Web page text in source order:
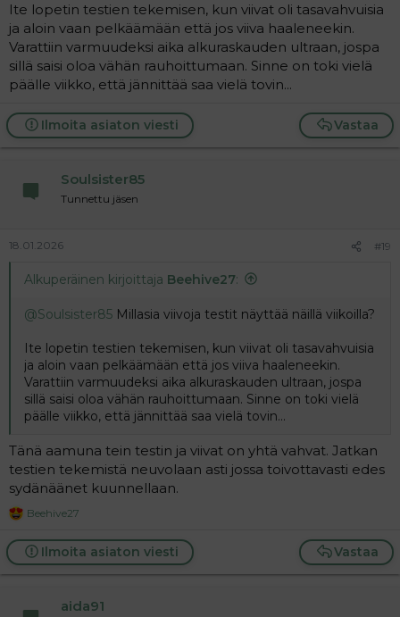
Ite lopetin testien tekemisen, kun viivat oli tasavahvuisia
ja aloin vaan pelkäämään että jos viiva haaleneekin.
Varattiin varmuudeksi aika alkuraskauden ultraan, jospa
sillä saisi oloa vähän rauhoittumaan. Sinne on toki vielä
päälle viikko, että jännittää saa vielä tovin...
Vastaa
Ilmoita asiaton viesti
Soulsister85
Tunnettu jäsen
18.01.2026 #19
Alkuperäinen kirjoittaja Beehive27:
@Soulsister85 Millasia viivoja testit näyttää näillä viikoilla?
Ite lopetin testien tekemisen, kun viivat oli tasavahvuisia
ja aloin vaan pelkäämään että jos viiva haaleneekin.
Varattiin varmuudeksi aika alkuraskauden ultraan, jospa
sillä saisi oloa vähän rauhoittumaan. Sinne on toki vielä
päälle viikko, että jännittää saa vielä tovin...
Tänä aamuna tein testin ja viivat on yhtä vahvat. Jatkan
testien tekemistä neuvolaan asti jossa toivottavasti edes
sydänäänet kuunnellaan.
R
a
c
t
Beehive27
Vastaa
Ilmoita asiaton viesti
aida91